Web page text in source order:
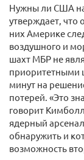
Нужны ли США
утверждает, что
них Америке
воздушного и
шахт МБР не
приоритетными
минут на
потерей. «Это
говорит
ядерный
обнаружить и
возможность